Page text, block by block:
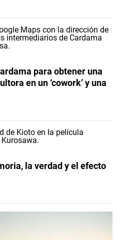
para obtener una
en un ‘cowork’ y una
la verdad y el efecto